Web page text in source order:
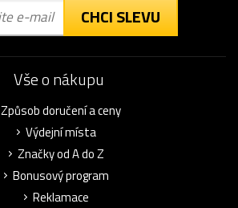
CHCI SLEVU
Vše o nákupu
Způsob doručení a ceny
Výdejní místa
Značky od A do Z
Bonusový program
Reklamace